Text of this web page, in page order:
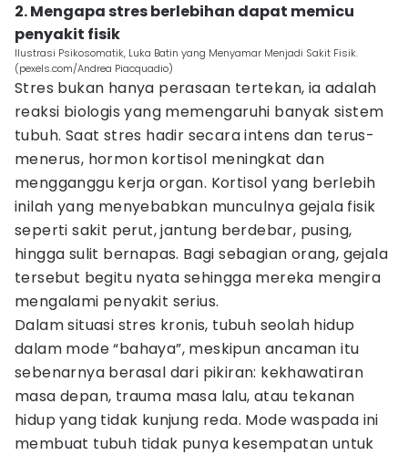
2. Mengapa stres berlebihan dapat memicu
penyakit fisik
Ilustrasi Psikosomatik, Luka Batin yang Menyamar Menjadi Sakit Fisik.
(pexels.com/Andrea Piacquadio)
Stres bukan hanya perasaan tertekan, ia adalah
reaksi biologis yang memengaruhi banyak sistem
tubuh. Saat stres hadir secara intens dan terus-
menerus, hormon kortisol meningkat dan
mengganggu kerja organ. Kortisol yang berlebih
inilah yang menyebabkan munculnya gejala fisik
seperti sakit perut, jantung berdebar, pusing,
hingga sulit bernapas. Bagi sebagian orang, gejala
tersebut begitu nyata sehingga mereka mengira
mengalami penyakit serius.
Dalam situasi stres kronis, tubuh seolah hidup
dalam mode “bahaya”, meskipun ancaman itu
sebenarnya berasal dari pikiran: kekhawatiran
masa depan, trauma masa lalu, atau tekanan
hidup yang tidak kunjung reda. Mode waspada ini
membuat tubuh tidak punya kesempatan untuk